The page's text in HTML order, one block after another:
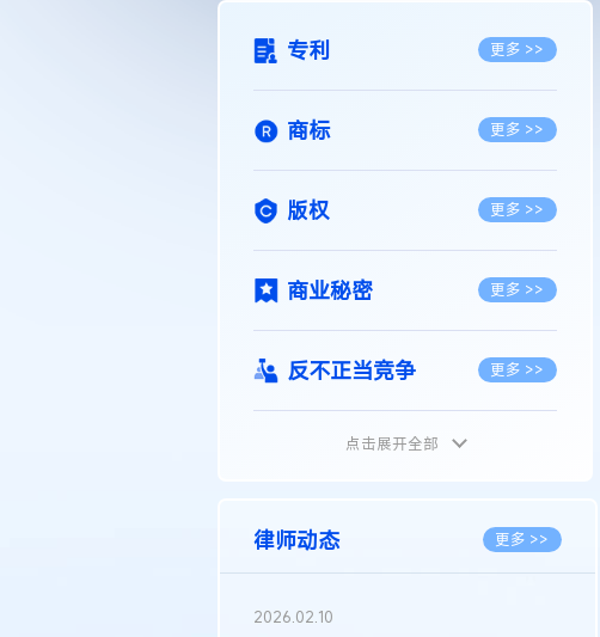
专利 更多 >>
商标 更多 >>
版权 更多 >>
商业秘密 更多 >>
反不正当竞争 更多 >>
植物新品种
地理标志 更多 >>
集成电路布图设计
点击展开全部
律师动态 更多 >>
2026.02.10